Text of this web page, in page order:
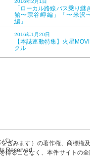
2016年2月1日
「ローカル路線バス乗り継
館〜宗谷岬編」「〜米沢
編」
2016年1月20日
【本誌連動特集】火星
クル
含みます）の著作権、商標
得ることなく、本件サイト
・カーの夢のようなダンス、
にも貴重なシーンは、繰り返
年）と「20世紀シネマ」
ン
Reserved.